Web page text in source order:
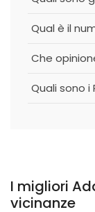
Qual è il
Che
Quali sono i
I migliori
vicinanze